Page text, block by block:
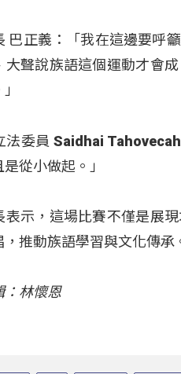
巴正義：「我在這邊要呼
大聲說族語這個運動才會
法委員 Saidhai
從小做起。」
表示，這場比賽不僅是展
，推動族語學習與文化傳承
：林懷恩